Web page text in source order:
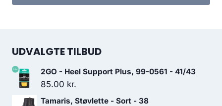
UDVALGTE TILBUD
2GO - Heel Support Plus, 99-0561 - 41/43
85.00 kr.
Tamaris, Støvlette - Sort - 38